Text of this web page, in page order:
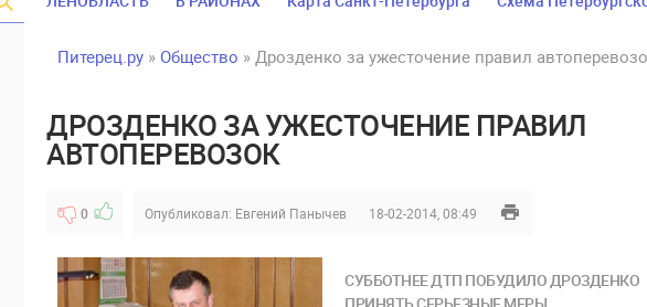
Питерец.ру » Общество » Дрозденко за ужесточение правил
ДРОЗДЕНКО ЗА УЖЕСТОЧЕНИЕ ПРАВИЛ
АВТОПЕРЕВОЗОК
0 Опубликовал: Евгений Панычев 18-02-2014, 08:49
СУББОТНЕЕ ДТП ПОБУДИЛО ДРОЗДЕНКО